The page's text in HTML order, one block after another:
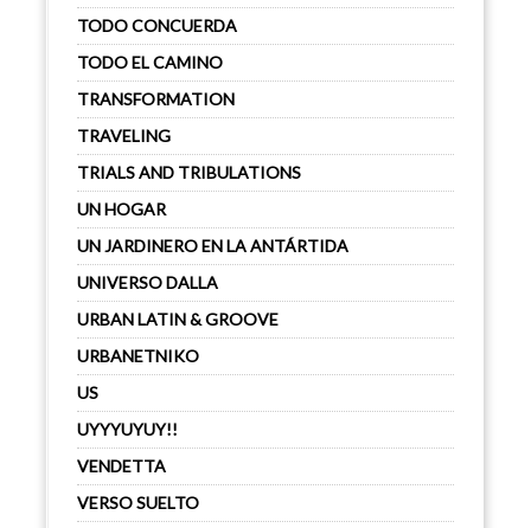
TODO CONCUERDA
TODO EL CAMINO
TRANSFORMATION
TRAVELING
TRIALS AND TRIBULATIONS
UN HOGAR
UN JARDINERO EN LA ANTÁRTIDA
UNIVERSO DALLA
URBAN LATIN & GROOVE
URBANETNIKO
US
UYYYUYUY!!
VENDETTA
VERSO SUELTO